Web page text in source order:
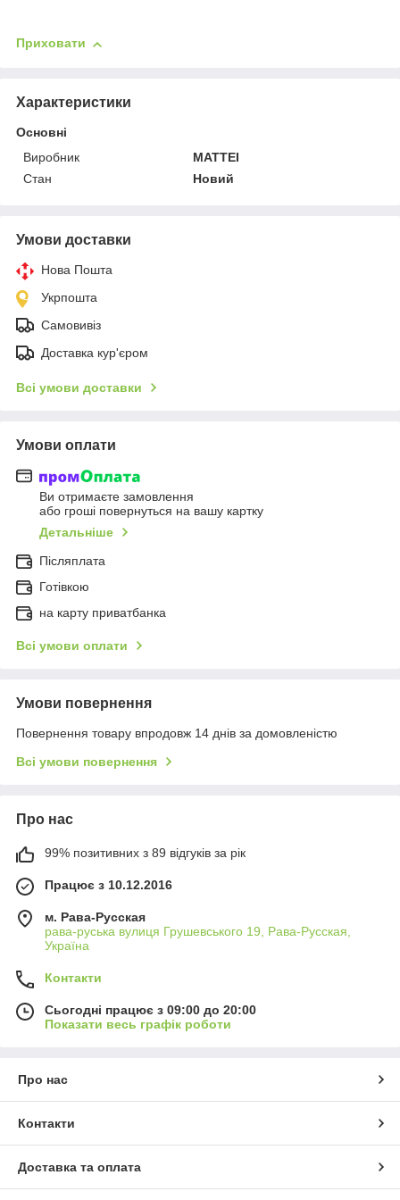
Приховати
Характеристики
Основні
Виробник
MATTEI
Стан
Новий
Умови доставки
Нова Пошта
Укрпошта
Самовивіз
Доставка кур'єром
Всі умови доставки
Умови оплати
Ви отримаєте замовлення
або гроші повернуться на вашу картку
Детальніше
Післяплата
Готівкою
на карту приватбанка
Всі умови оплати
Умови повернення
Повернення товару впродовж 14 днів за домовленістю
Всі умови повернення
Про нас
99% позитивних з 89 відгуків за рік
Працює з 10.12.2016
м. Рава-Русская
рава-руська вулиця Грушевського 19, Рава-Русская,
Україна
Контакти
Сьогодні працює з 09:00 до 20:00
Показати весь графік роботи
Про нас
Контакти
Доставка та оплата